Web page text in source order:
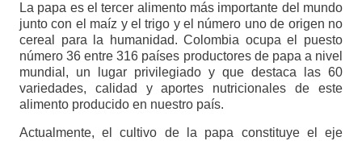
La papa es el tercer alimento más importante del mundo
junto con el maíz y el trigo y el número uno de origen no
cereal para la humanidad. Colombia ocupa el puesto
número 36 entre 316 países productores de papa a nivel
mundial, un lugar privilegiado y que destaca las 60
variedades, calidad y aportes nutricionales de este
alimento producido en nuestro país.
Actualmente, el cultivo de la papa constituye el eje